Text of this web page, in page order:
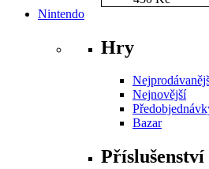
Nintendo
Hry
Nejnovější
Bazar
Příslušenství